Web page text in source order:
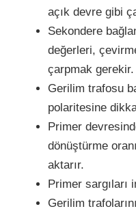
açık devre gibi
Sekondere
değerleri,
çarpmak gerekir.
Gerilim trafosu
polaritesine
Primer
dönüştürme
aktarır.
Primer sargıları
Gerilim